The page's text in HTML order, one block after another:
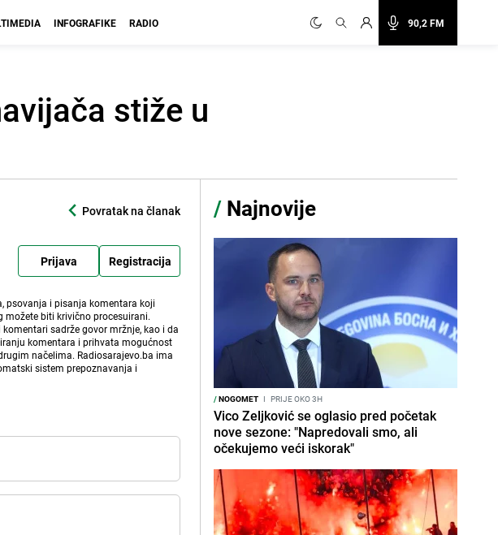
90,2 FM
INFOGRAFIKE RADIO
stiže u
Povratak na članak
Prijava Registracija
psovanja i pisanja komentara koji
možete biti krivično procesuirani.
sadrže govor mržnje, kao i da
komentara i prihvata mogućnost
načelima. Radiosarajevo.ba ima
sistem prepoznavanja i
/ Najnovije
/NOGOMET I PRIJE OKO 3H
Vico Zeljković se oglasio pred početak
nove sezone: "Napredovali smo, ali
očekujemo veći iskorak"